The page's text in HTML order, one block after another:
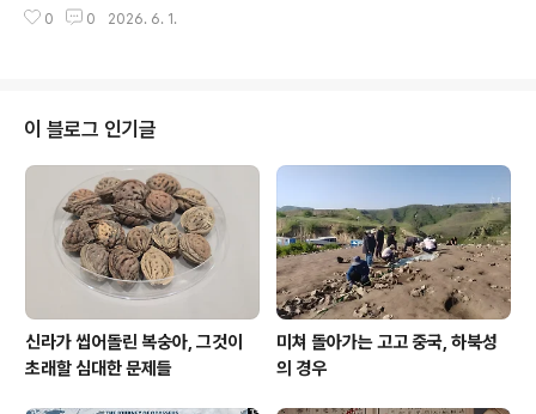
두개골에는 돌이나 뼈 도구를 사용한 "두개골 절개술crani
향한다.시원한 공기와 양치류, 이끼 향기가 숲 바닥에서 피
견고하고 안정적인 느낌을 준다.케냐 남부 니알리 해안Ny
ali Coast에 숨은 이 유적은 7만 8천 년 동안 인류를 보호
했다.동굴 유적처럼 주변 경관 또한 케냐의 변치 않는 정체
성을 보여준다.수백 미터 아래로 깎아지른 절벽, 분홍색 플
라밍고 떼가 서식하는 화산호, 휴화산의 용암류 사이로 솟
아오르는 온천..
0 0 2026. 6. 1.
이 블로그 인기글
신라가 씹어돌린 복숭아, 그것이
초래할 심대한 문제들
미쳐 돌아가는 고고 중국, 하북성
의 경우